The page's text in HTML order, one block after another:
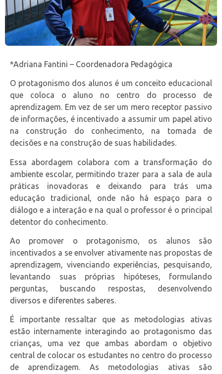
*Adriana Fantini – Coordenadora Pedagógica
O protagonismo dos alunos é um conceito educacional
que coloca o aluno no centro do processo de
aprendizagem. Em vez de ser um mero receptor passivo
de informações, é incentivado a assumir um papel ativo
na construção do conhecimento, na tomada de
decisões e na construção de suas habilidades.
Essa abordagem colabora com a transformação do
ambiente escolar, permitindo trazer para a sala de aula
práticas inovadoras e deixando para trás uma
educação tradicional, onde não há espaço para o
diálogo e a interação e na qual o professor é o principal
detentor do conhecimento.
Ao promover o protagonismo, os alunos são
incentivados a se envolver ativamente nas propostas de
aprendizagem, vivenciando experiências, pesquisando,
levantando suas próprias hipóteses, formulando
perguntas, buscando respostas, desenvolvendo
diversos e diferentes saberes.
É importante ressaltar que as metodologias ativas
estão internamente interagindo ao protagonismo das
crianças, uma vez que ambas abordam o objetivo
central de colocar os estudantes no centro do processo
de aprendizagem. As metodologias ativas são